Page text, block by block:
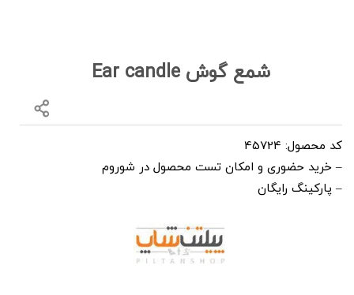
شمع گوش Ear candle
کد محصول: 45724
– خرید حضوری و امکان تست محصول در شوروم
– پارکینگ رایگان